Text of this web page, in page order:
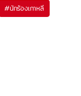
#นักร้องเกาหลี